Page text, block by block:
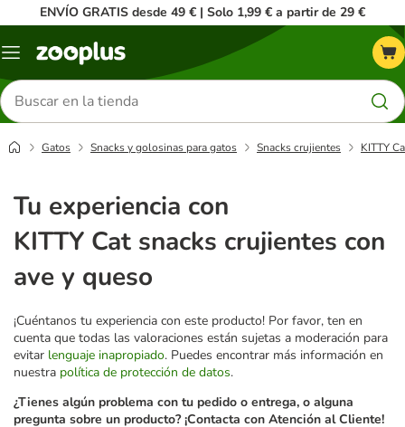
ENVÍO GRATIS desde 49 € | Solo 1,99 € a partir de 29 €
Menú
Buscar
productos
Gatos Snacks y golosinas para gatos Snacks crujientes KITTY
Tu experiencia con
KITTY Cat snacks crujientes con
ave y queso
¡Cuéntanos tu experiencia con este producto! Por favor, ten en
cuenta que todas las valoraciones están sujetas a moderación para
evitar lenguaje inapropiado. Puedes encontrar más información en
nuestra política de protección de datos.
¿Tienes algún problema con tu pedido o entrega, o alguna
pregunta sobre un producto? ¡Contacta con Atención al Cliente!